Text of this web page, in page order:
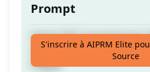
Prompt
Article SEO Convivial
Liste - Comme Rédigé
Plagiat
S'inscrire à AIPRM Elite
Source